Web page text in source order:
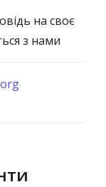
на своє
з нами